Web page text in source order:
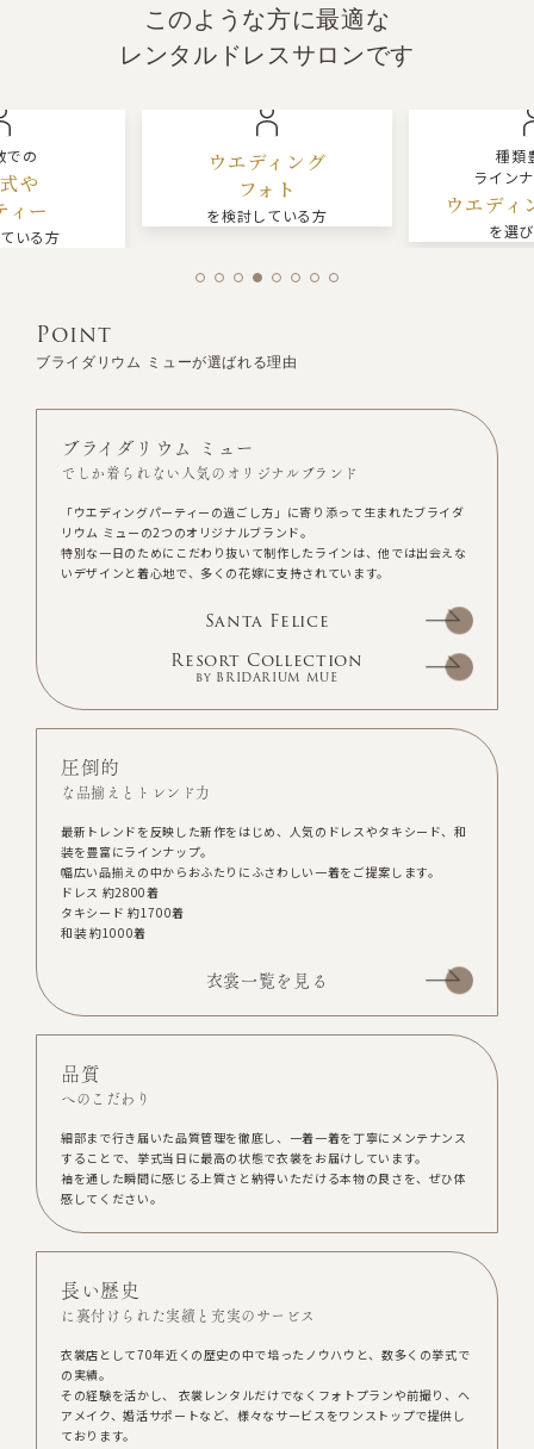
このような方に最適な
レンタルドレスサロンです
ウエディング
を検討している方
ラインナップから
ウエディングドレス
を選びたい方
Point
ブライダリウム ミューが選ばれる理由
ブライダリウム ミュー
でしか着られない人気のオリジナルブランド
「ウエディングパーティーの過ごし方」に寄り添って生まれたブライダ
リウム ミューの2つのオリジナルブランド。
特別な一日のためにこだわり抜いて制作したラインは、他では出会えな
いデザインと着心地で、多くの花嫁に支持されています。
Santa Felice
Resort Collection
by BRIDARIUM MUE
圧倒的
な品揃えとトレンド力
最新トレンドを反映した新作をはじめ、人気のドレスやタキシード、和
装を豊富にラインナップ。
幅広い品揃えの中からおふたりにふさわしい一着をご提案します。
ドレス 約2800着
タキシード 約1700着
和装 約1000着
衣裳一覧を見る
品質
へのこだわり
細部まで行き届いた品質管理を徹底し、一着一着を丁寧にメンテナンス
することで、挙式当日に最高の状態で衣裳をお届けしています。
袖を通した瞬間に感じる上質さと納得いただける本物の良さを、ぜひ体
感してください。
長い歴史
に裏付けられた実績と充実のサービス
衣裳店として70年近くの歴史の中で培ったノウハウと、数多くの挙式で
の実績。
その経験を活かし、 衣裳レンタルだけでなくフォトプランや前撮り、ヘ
アメイク、婚活サポートなど、様々なサービスをワンストップで提供し
ております。